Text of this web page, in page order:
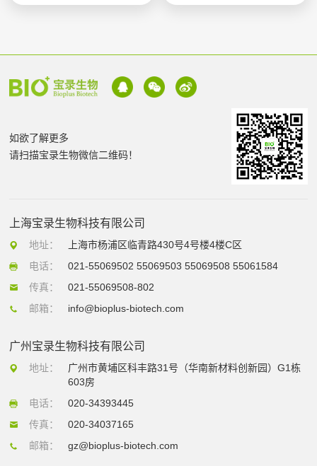
如欲了解更多
请扫描宝录生物微信二维码！
上海宝录生物科技有限公司
地址：
上海市杨浦区临青路430号4号楼4楼C区
电话：
021-55069502 55069503 55069508 55061584
传真：
021-55069508-802
邮箱：
info@bioplus-biotech.com
广州宝录生物科技有限公司
地址：
广州市黄埔区科丰路31号（华南新材料创新园）G1栋
603房
电话：
020-34393445
传真：
020-34037165
邮箱：
gz@bioplus-biotech.com